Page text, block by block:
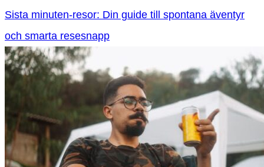
Sista minuten-resor: Din guide till spontana äventyr
och smarta resesnapp